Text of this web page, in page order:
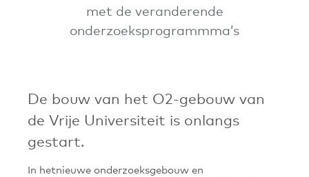
met de veranderende
onderzoeksprogrammma’s
De bouw van het O2-gebouw van
de Vrije Universiteit is onlangs
gestart.
In hetnieuwe onderzoeksgebouw en